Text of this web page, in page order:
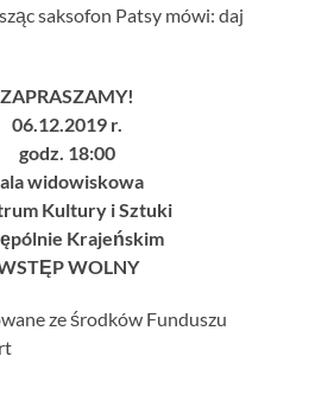
saksofon Patsy mówi: daj
ZAPRASZAMY!
06.12.2019 r.
godz. 18:00
widowiskowa
Kultury i Sztuki
Krajeńskim
WOLNY
ze środków Funduszu